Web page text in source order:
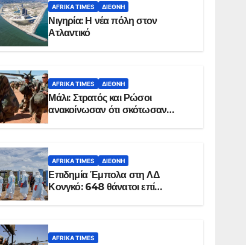
AFRIKA TIMES ΔΙΕΘΝΉ
Νιγηρία: Η νέα πόλη στον
Ατλαντικό
AFRIKA TIMES ΔΙΕΘΝΉ
Μάλι: Στρατός και Ρώσοι
ανακοίνωσαν ότι σκότωσαν
AFRIKA TIMES ΔΙΕΘΝΉ
Επιδημία Έμπολα στη ΛΔ
Κονγκό: 648 θάνατοι επί
AFRIKA TIMES